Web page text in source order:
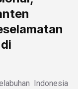
Indonesia